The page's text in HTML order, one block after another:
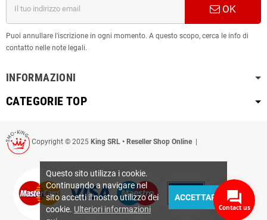
OK
Puoi annullare l'iscrizione in ogni momento. A questo scopo, cerca le info di
contatto nelle note legali.
INFORMAZIONI
CATEGORIE TOP
Copyright © 2025 King SRL • Reseller Shop Online|
Questo sito utilizza i cookie.
Continuando a navigare nel
sito accetti il nostro utilizzo dei
cookie. Ulteriori informazioni
ACCETTARE
Contact us